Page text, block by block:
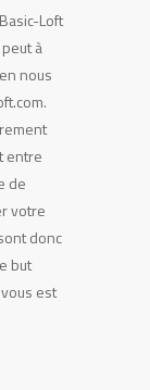
Loft
à
nous
entre
de
votre
donc
but
est